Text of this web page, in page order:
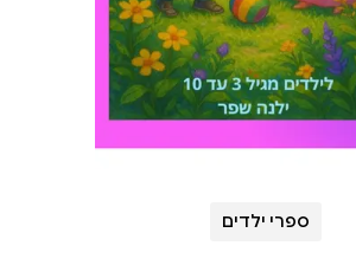
ספרי ילדים